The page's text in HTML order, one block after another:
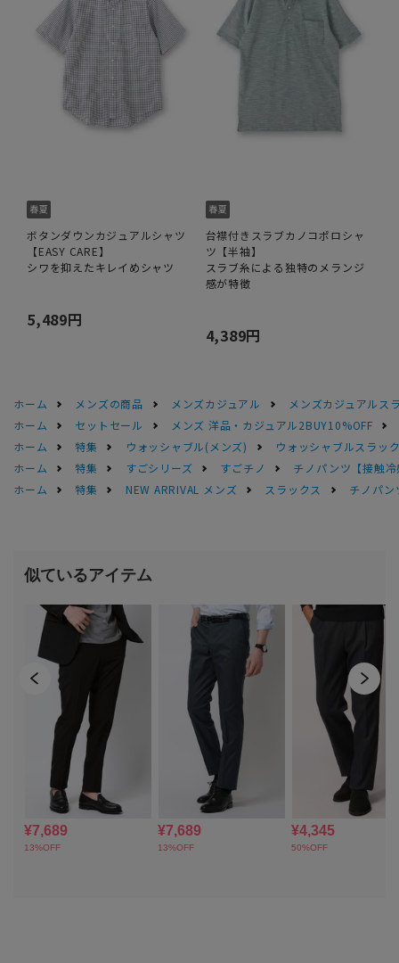
ボタンダウンカジュアルシャツ
【EASY CARE】
シワを抑えたキレイめシャツ
5,489円
台襟付きスラブカノコポロシャ
ツ【半袖】
スラブ糸による独特のメランジ
感が特徴
4,389円
ホーム メンズの商品 メンズカジュアル
メンズカジュアルス
ホーム
セットセール
メンズ 洋品・カジュアル2BUY10%OFF
ホーム
特集 ウォッシャブル(メンズ)
ウォッシャブルスラッ
ホーム
特集 すごシリーズ すごチノ
チノパンツ【接触
ホーム
特集 NEW ARRIVAL メンズ スラックス チノパン